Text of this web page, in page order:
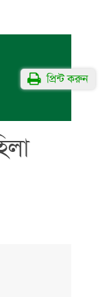
প্রিন্ট করুন